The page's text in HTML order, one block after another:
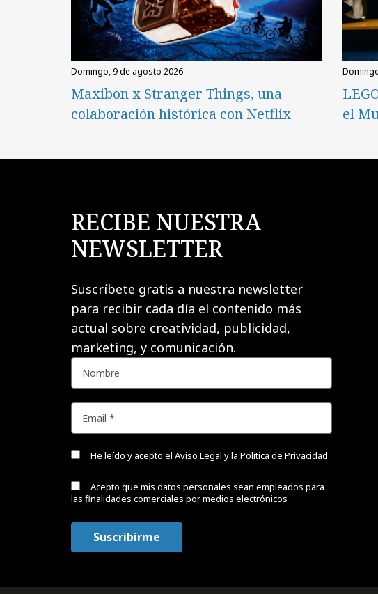
domingo, 9 de agosto 2026
Maxibon x Stranger Things, una
colaboración histórica con Netflix
el
RECIBE NUESTRA
NEWSLETTER
Suscríbete gratis a nuestra newsletter
para recibir cada día el contenido más
actual sobre creatividad, publicidad,
marketing, y comunicación.
He leído y acepto el Aviso Legal y la Política de Privacidad
Acepto que mis datos personales sean empleados para
las finalidades comerciales por medios electrónicos